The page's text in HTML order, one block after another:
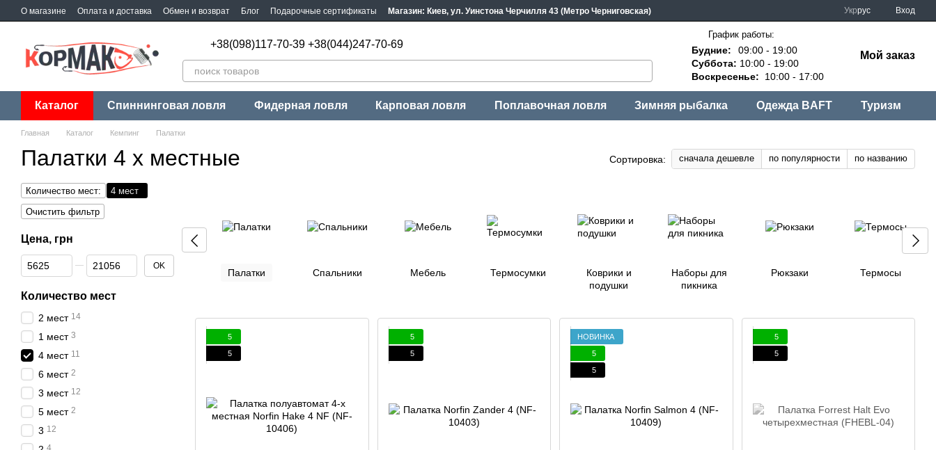
Перейти к основному контенту
О магазине Оплата и доставка Обмен и возврат Блог Подарочные сертификаты Магазин: Киев, ул. Уинстона Черчилля 43 (Метро Черниговская) Укррус Вход
+38(098)117-70-39 +38(044)247-70-69
График работы:
Будние:
09:00 - 19:00
Суббота: 10:00 - 19:00
Воскресенье:
10:00 - 17:00
Мой заказ
Каталог Спиннинговая ловля Фидерная ловля Карповая ловля Поплавочная ловля Зимняя рыбалка Одежда BAFT Туризм
Главная Каталог Кемпинг Палатки
Палатки 4 х местные Сортировка: сначала дешевле по популярности по названию
Палатки Спальники Мебель Термосумки
Коврики и
подушки
Наборы для
пикника
Рюкзаки Термосы
5
5
5
5
НОВИНКА
5
5
5
5
Количество мест:
4 мест
Очистить фильтр
Цена, грн
От Цена, грн
До Цена, грн OK
Количество мест
2 мест 14
1 мест 3
4 мест 11
6 мест 2
3 мест 12
5 мест 2
3 12
4